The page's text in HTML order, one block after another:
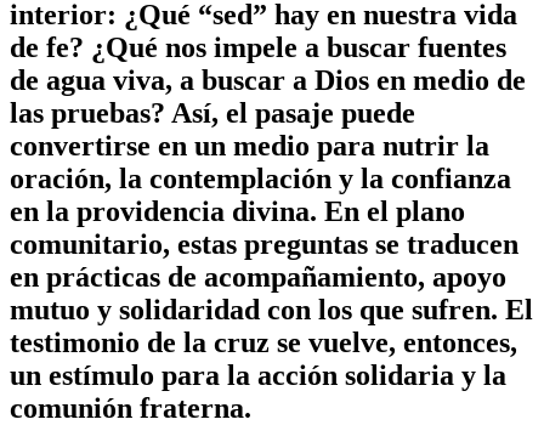
interior: ¿Qué “sed” hay en nuestra vida
de fe? ¿Qué nos impele a buscar fuentes
de agua viva, a buscar a Dios en medio de
las pruebas? Así, el pasaje puede
convertirse en un medio para nutrir la
oración, la contemplación y la confianza
en la providencia divina. En el plano
comunitario, estas preguntas se traducen
en prácticas de acompañamiento, apoyo
mutuo y solidaridad con los que sufren. El
testimonio de la cruz se vuelve, entonces,
un estímulo para la acción solidaria y la
comunión fraterna.